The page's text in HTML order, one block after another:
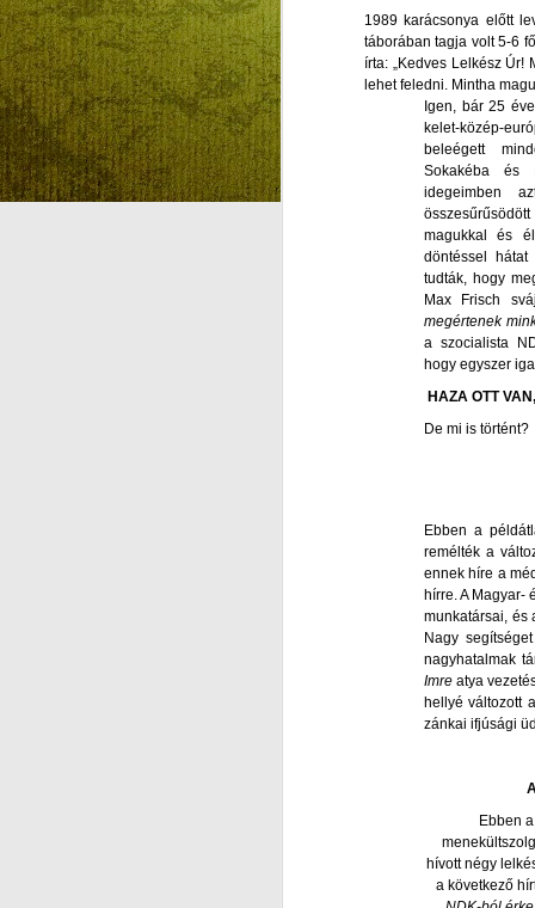
1989 karácsonya előtt
táborában tagja volt 5-6
írta: „Kedves Lelkész
lehet feledni. Mintha
Igen, bár 25
kelet-közép-
beleégett
Sokakéba és
idegeimben
magukkal és
döntéssel
tudták, hogy
Max Frisch
megértenek
a szocialista
hogy egyszer
HAZA OTT
De mi is történt?
Ebben a
remélték a
ennek híre a
hírre. A Magyar-
munkatársai, és
Nagy
nagyhatalmak
Imre atya
hellyé változott
zánkai ifjúsági
Ebben
hívott négy
a következő
KÜTYÜMENTES
NYÁRI NAPIREND
ANALÓG
SZABADSÁGBAN
A FORRÓ NAPOKBAN IS
TANULHATUNK VALAMIT…
KÜTYÜMENTES NYÁRI
adománya Isten és a páratlan
lehetőség: beszélhetünk Hozzá, s
meghallhatjuk beszédét hozzánk.
Különösképpen is nagy segítség a
politikumtól túlzsúfolt és gyakran
túldramatizált álhírzuhatagoktól
elvonni figyelmünket valami
3